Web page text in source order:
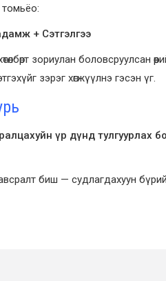
+ Сэтгэлгээ
зориулан боловсруулсан
зэрэг хөгжүүлнэ гэсэн үг.
үр дүнд
биш — судлагдахуун